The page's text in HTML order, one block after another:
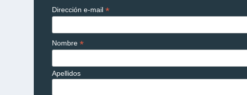
Dirección e-mail*
Nombre*
Apellidos